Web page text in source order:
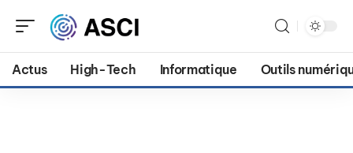
Actus High-Tech Informatique Outils